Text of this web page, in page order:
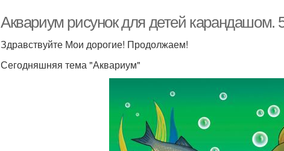
Аквариум рисунок для детей
Здравствуйте Мои дорогие! Продолжаем!
Сегодняшняя тема "Аквариум"